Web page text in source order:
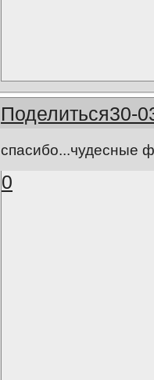
Поделиться30-
спасибо...чудесные
0